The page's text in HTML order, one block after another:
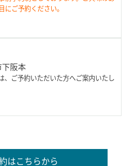
にご予約ください。
阪本
、ご予約いただいた方へご案内いたし
はこちらから